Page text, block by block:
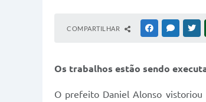
COMPARTILHAR FACEBOOK
Os trabalhos estão sendo
O prefeito Daniel Alonso vistoriou